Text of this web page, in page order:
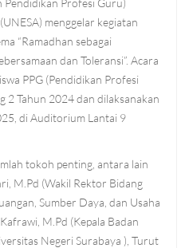
menggelar kegiatan
“Ramadhan sebagai
dan Toleransi”. Acara
PPG (Pendidikan Profesi
2 Tahun 2024 dan dilaksanakan
di Auditorium Lantai 9
tokoh penting, antara lain
M.Pd (Wakil Rektor Bidang
Sumber Daya, dan Usaha
M.Pd (Kepala Badan
Negeri Surabaya ), Turut